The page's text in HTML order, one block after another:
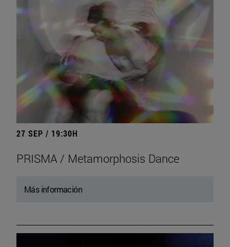
27 SEP / 19:30H
PRISMA / Metamorphosis Dance
Más información